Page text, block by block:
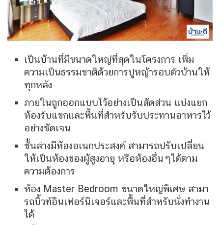
เป็นบ้านที่มีขนาดใหญ่ที่สุดในโครงการ เพิ่ม
ความเป็นธรรมชาติด้วยการปูหญ้ารอบตัวบ้านให้
ทุกหลัง
ภายในถูกออกแบบไว้อย่างเป็นสัดส่วน แบ่งแยก
ห้องรับแขกและพื้นที่สำหรับรับประทานอาหารไว้
อย่างชัดเจน
ชั้นล่างมีห้องอเนกประสงค์ สามารถปรับเปลี่ยน
ให้เป็นห้องของผู้สูงอายุ หรือห้องอื่นๆได้ตาม
ความต้องการ
ห้อง Master Bedroom ขนาดใหญ่พิเศษ สามา
รถบิ้วท์อินเฟอร์นิเจอร์และพื้นที่สำหรับนั่งทำงาน
ได้